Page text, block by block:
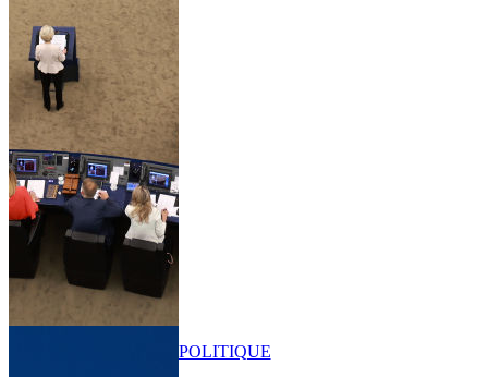
POLITIQUE